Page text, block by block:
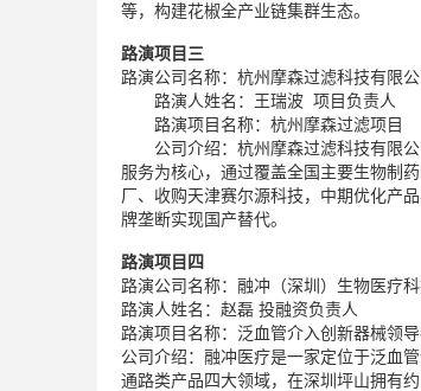
等，构建花椒全产业链集群生态。
路演项目三
路演公司名称：杭州摩森过滤科技有限公
路演人姓名：王瑞波 项目负责人
路演项目名称：杭州摩森过滤项目
公司介绍：杭州摩森过滤科技有限公
服务为核心，通过覆盖全国主要生物制
厂、收购天津赛尔源科技，中期优化产
牌垄断实现国产替代。
路演项目四
路演公司名称：融冲（深圳）生物医疗
路演人姓名：赵磊 投融资负责人
路演项目名称：泛血管介入创新器械领
公司介绍：融冲医疗是一家定位于泛血
通路类产品四大领域，在深圳坪山拥有